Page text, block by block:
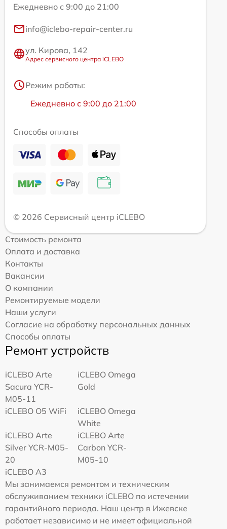
Ежедневно с 9:00 до 21:00
info@iclebo-repair-center.ru
ул. Кирова, 142
Адрес сервисного центра iCLEBO
Режим работы:
Ежедневно с 9:00 до 21:00
Способы оплаты
© 2026 Сервисный центр iCLEBO
Стоимость ремонта
Оплата и доставка
Контакты
Вакансии
О компании
Ремонтируемые модели
Наши услуги
Согласие на обработку персональных данных
Способы оплаты
Ремонт устройств
iCLEBO Arte
Sacura YCR-
M05-11
iCLEBO Omega
Gold
iCLEBO O5 WiFi
iCLEBO Omega
White
iCLEBO Arte
Silver YCR-M05-
20
iCLEBO Arte
Carbon YCR-
M05-10
iCLEBO A3
Мы занимаемся ремонтом и техническим
обслуживанием техники iCLEBO по истечении
гарантийного периода. Наш центр в Ижевске
работает независимо и не имеет официальной